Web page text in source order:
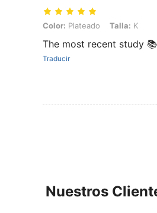
Color: Plateado, Talla: K
Color: Plateado Talla: K
The most recent study
Traducir
Nuestros